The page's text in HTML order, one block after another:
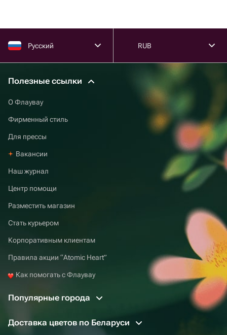
Русский RUB
Полезные ссылки
О Флаувау
Фирменный стиль
Для прессы
Вакансии
Наш журнал
Центр помощи
Разместить магазин
Стать курьером
Корпоративным клиентам
Правила акции “Atomic Heart”
Как помогать с Флаувау
Популярные города
Доставка цветов по Беларуси